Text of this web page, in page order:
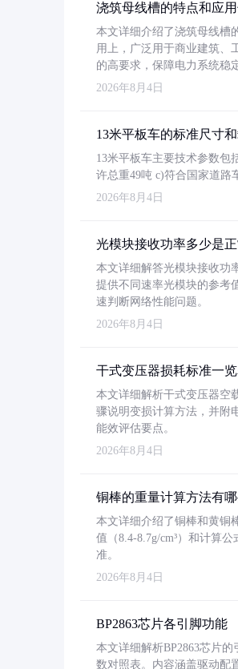
浇筑母线槽的特点和应
本文详细介绍了浇筑母线槽
用上，广泛用于商业建筑、
的高要求，保障电力系统稳
2026年8月4日
13米平板车的标准尺寸
13米平板车主要技术参数包
许总重49吨 c)符合国家道路
2026年8月4日
光模块接收功率多少是正
本文详细解答光模块接收功
提供不同速率光模块的参考
速判断网络性能问题。
2026年8月4日
干式变压器损耗标准一
本文详细解析干式变压器空
骤说明变损计算方法，并附
能效评估要点。
2026年8月4日
铜棒的重量计算方法有
本文详细介绍了铜棒和黄铜
值（8.4-8.7g/cm³）和计算
准。
2026年8月4日
BP2863芯片各引脚功能
本文详细解析BP2863芯片
数对照表。内容涵盖驱动配